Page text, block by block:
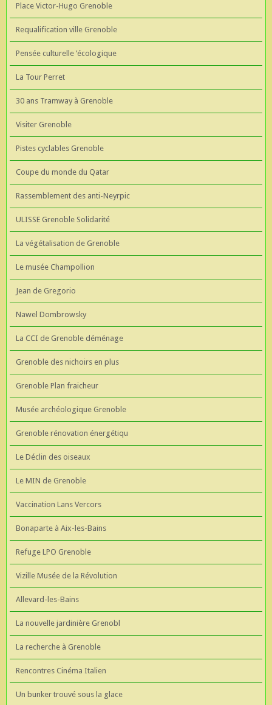
Place Victor-Hugo Grenoble
Requalification ville Grenoble
Pensée culturelle ’écologique
La Tour Perret
30 ans Tramway à Grenoble
Visiter Grenoble
Pistes cyclables Grenoble
Coupe du monde du Qatar
Rassemblement des anti-Neyrpic
ULISSE Grenoble Solidarité
La végétalisation de Grenoble
Le musée Champollion
Jean de Gregorio
Nawel Dombrowsky
La CCI de Grenoble déménage
Grenoble des nichoirs en plus
Grenoble Plan fraicheur
Musée archéologique Grenoble
Grenoble rénovation énergétiqu
Le Déclin des oiseaux
Le MIN de Grenoble
Vaccination Lans Vercors
Bonaparte à Aix-les-Bains
Refuge LPO Grenoble
Vizille Musée de la Révolution
Allevard-les-Bains
La nouvelle jardinière Grenobl
La recherche à Grenoble
Rencontres Cinéma Italien
Un bunker trouvé sous la glace